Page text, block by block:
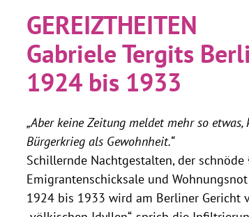
GEREIZTHEITEN
Gabriele Tergits
1924 bis 1933
„Aber keine Zeitung meldet mehr so
Bürgerkrieg als Gewohnheit.“
Schillernde Nachtgestalten, der
Emigrantenschicksale und
1924 bis 1933 wird am Berliner Gericht